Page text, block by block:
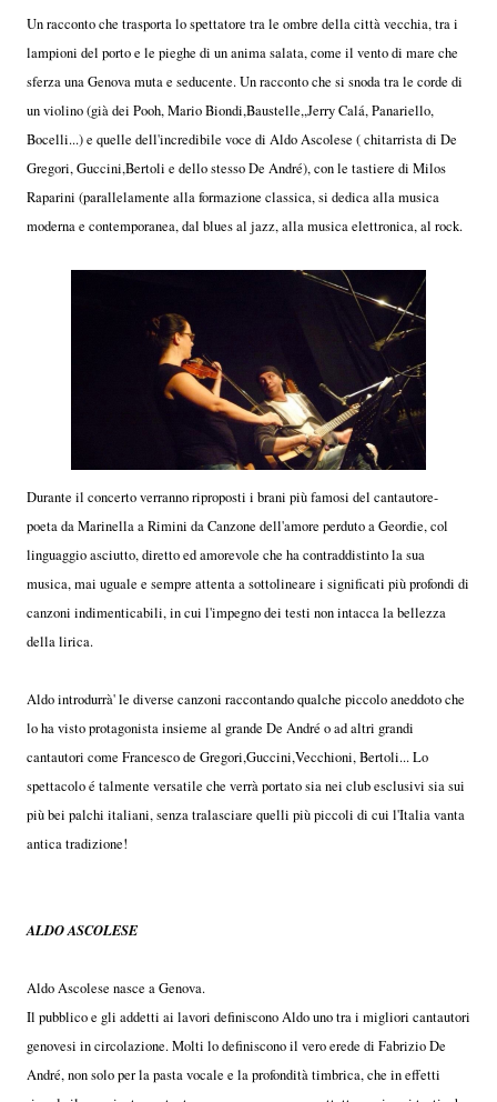
Un racconto che trasporta lo spettatore tra le ombre della città vecchia, tra i
lampioni del porto e le pieghe di un anima salata, come il vento di mare che
sferza una Genova muta e seducente. Un racconto che si snoda tra le corde di
un violino (già dei Pooh, Mario Biondi,Baustelle,,Jerry Calá, Panariello,
Bocelli...) e quelle dell'incredibile voce di Aldo Ascolese ( chitarrista di De
Gregori, Guccini,Bertoli e dello stesso De André), con le tastiere di Milos
Raparini (parallelamente alla formazione classica, si dedica alla musica
moderna e contemporanea, dal blues al jazz, alla musica elettronica, al rock.
Durante il concerto verranno riproposti i brani più famosi del cantautore-
poeta da Marinella a Rimini da Canzone dell'amore perduto a Geordie, col
linguaggio asciutto, diretto ed amorevole che ha contraddistinto la sua
musica, mai uguale e sempre attenta a sottolineare i significati più profondi di
canzoni indimenticabili, in cui l'impegno dei testi non intacca la bellezza
della lirica.
Aldo introdurrà' le diverse canzoni raccontando qualche piccolo aneddoto che
lo ha visto protagonista insieme al grande De André o ad altri grandi
cantautori come Francesco de Gregori,Guccini,Vecchioni, Bertoli... Lo
spettacolo é talmente versatile che verrà portato sia nei club esclusivi sia sui
più bei palchi italiani, senza tralasciare quelli più piccoli di cui l'Italia vanta
antica tradizione!
ALDO ASCOLESE
Aldo Ascolese nasce a Genova.
Il pubblico e gli addetti ai lavori definiscono Aldo uno tra i migliori cantautori
genovesi in circolazione. Molti lo definiscono il vero erede di Fabrizio De
André, non solo per la pasta vocale e la profondità timbrica, che in effetti